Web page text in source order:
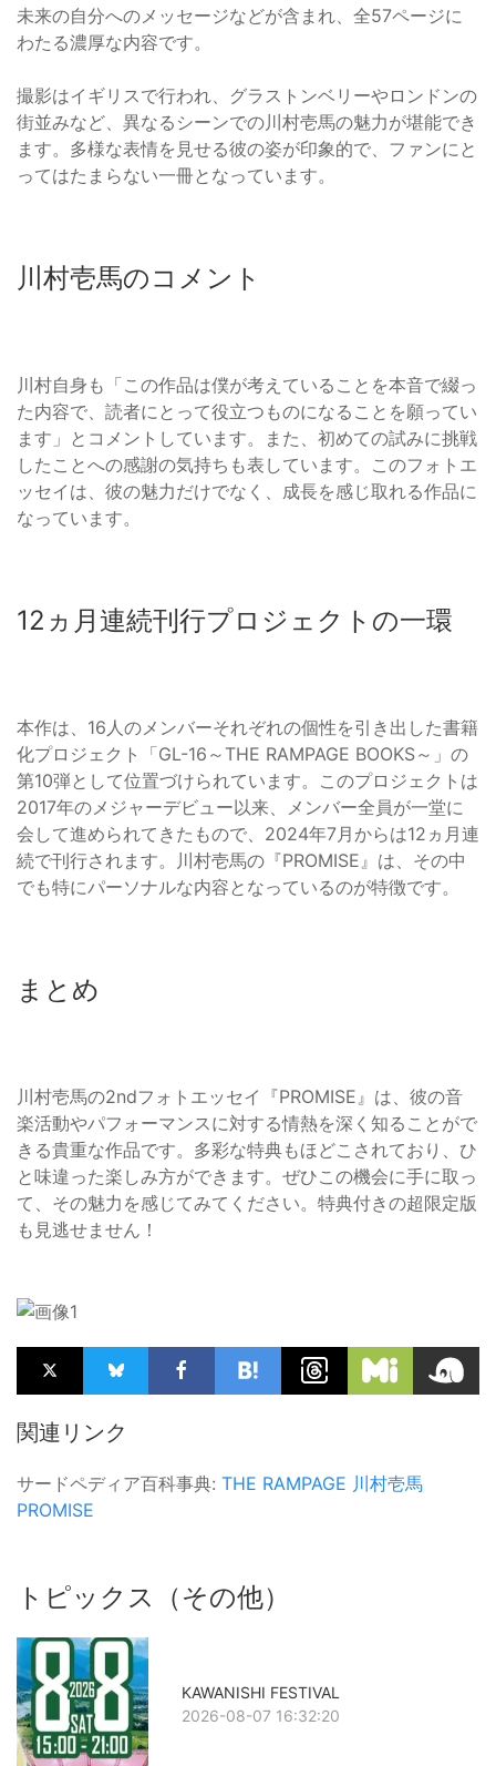
未来の自分へのメッセージなどが含まれ、全57ページに
わたる濃厚な内容です。
撮影はイギリスで行われ、グラストンベリーやロンドンの
街並みなど、異なるシーンでの川村壱馬の魅力が堪能でき
ます。多様な表情を見せる彼の姿が印象的で、ファンにと
ってはたまらない一冊となっています。
川村壱馬のコメント
川村自身も「この作品は僕が考えていることを本音で綴っ
た内容で、読者にとって役立つものになることを願ってい
ます」とコメントしています。また、初めての試みに挑戦
したことへの感謝の気持ちも表しています。このフォトエ
ッセイは、彼の魅力だけでなく、成長を感じ取れる作品に
なっています。
12ヵ月連続刊行プロジェクトの一環
本作は、16人のメンバーそれぞれの個性を引き出した書籍
化プロジェクト「GL-16～THE RAMPAGE BOOKS～」の
第10弾として位置づけられています。このプロジェクトは
2017年のメジャーデビュー以来、メンバー全員が一堂に
会して進められてきたもので、2024年7月からは12ヵ月連
続で刊行されます。川村壱馬の『PROMISE』は、その中
でも特にパーソナルな内容となっているのが特徴です。
まとめ
川村壱馬の2ndフォトエッセイ『PROMISE』は、彼の音
楽活動やパフォーマンスに対する情熱を深く知ることがで
きる貴重な作品です。多彩な特典もほどこされており、ひ
と味違った楽しみ方ができます。ぜひこの機会に手に取っ
て、その魅力を感じてみてください。特典付きの超限定版
も見逃せません！
関連リンク
サードペディア百科事典: THE RAMPAGE 川村壱馬
PROMISE
トピックス（その他）
KAWANISHI FESTIVAL
2026-08-07 16:32:20